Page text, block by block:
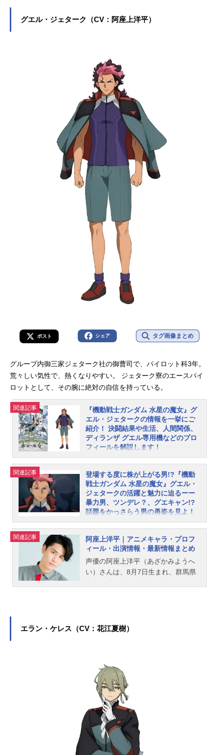
インキャラクター解禁②◆◆【ミオ
Witchpic.twitter.com/rJ32IrrdOZ—機
動戦士ガンダム水星の魔女(@G_Witc
h_M)June17,2022所属：経営戦略科
2年親族：父・デリング・レンブラン
夢：地球に行きたい特徴：白髪ロン
グミオリネの生活決闘で勝った最も
優秀な生徒に与えられる称号・ホル
ダーの花嫁。学園理事長であり父の
デリングが決めて、勝者のトロフィ
ーにされることに強い不満を抱いて
います。勉強は得意で、実習のサポ
ートなどはマニュアルの暗記ででき
るようになるなど優秀。時にスレッ
タの勉強を見てあげています。ミオ
リネの部屋寮に所属していないミオ
リネは別で自分の部屋があります。
食べたカップやゴミがそこかしこに
あり、片付いてはいません...
作品のキャラクターを多く演じてい
ます。こちらでは、Lynnさんのプロ
グエル・ジェターク（CV：阿座上洋平）
ポスト シェア タグ画像まとめ
グループ内御三家ジェターク社の御曹司で、パイロット科3年。
荒々しい気性で、熱くなりやすい。 ジェターク寮のエースパイ
ロットとして、その腕に絶対の自信を持っている。
関連記事
『機動戦士ガンダム 水星の魔女』グ
エル・ジェタークの情報を一挙にご
紹介！ 決闘結果や生活、人間関係、
ディランザ グエル専用機などのプロ
フィールを解説します！
『機動戦士ガンダム水星の魔女』グ
エル・ジェターク。パイロット科3年
の気性が荒々しい青年です。元ホル
ダーで、自身の技術に絶対の自信を
持っています。本記事ではそんなグ
エルの情報をご紹介！ 決闘結果や
生活の様子、人間関係、ディランザ
グエル専用機、声優情報などをまと
めました。グエルの基本情報◆◆メ
インキャラクター解禁③◆◆【グエ
ル・ジェターク】の設定画を初公開
いたします！▼公式サイトhttps://t.c
o/sBT3tr5KQq#水星の魔女 #G_Wit
年親族：父・ヴィム・ジェターク、
の決闘結果VSスレッタ（第1話）：
敗北（ホルダーから降格）VSスレッ
タ（第3話）：スレッタの退学を賭け
て、敗北（ジェターク寮退出）◆◆
第3話「グエルのプライド」◆◆ご視
聴ありがとうございました！今週の
エンドカードは、KURI(@kuri_giepi)
さん描き下ろしです！▼エンドカー
ド一覧https://t.co/pgVRXwgYpE#水星
関連記事
登場する度に株が上がる男!?『機動
戦士ガンダム 水星の魔女』グエル・
ジェタークの活躍と魅力に迫るーー
暴力男、ツンデレ？、グエキャン!?
話題をかっさらう男の勇姿を見よ！
いよいよ第1期の放送も後半へと差し
掛かった「機動戦士ガンダム水星の
魔女」。６話の衝撃的なラストの
後、「続きが気になって仕方がな
い！」と悶々としながら第7話の放送
を待っているファンも少なくないか
と思います。放送の度にTwitterのト
力的なキャラクターたちの存在が挙
タ・マーキュリーを筆頭に、個性的
なキャラが多数登場しているのです
が、個人的に今もっともアツい存在
とっても過言ではないのが、主要キ
ャラクターの一人であるグエル・ジ
ェターク。ベネリットグループの御
三家企業・ジェターク・ヘビー・マ
シーナリーの御曹司で、当初はスレ
ッタとは敵対する、いわば憎まれ役
関連記事
阿座上洋平｜アニメキャラ・プロフ
ィール・出演情報・最新情報まとめ
声優の阿座上洋平（あざかみようへ
い）さんは、8月7日生まれ、群馬県
品のキャラクターを多く演じていま
エラン・ケレス（CV：花江夏樹）